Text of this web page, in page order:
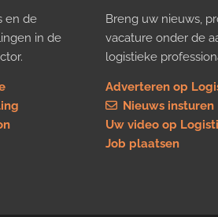
en de
in de
Breng uw nieuws,
vacature onder de
logistieke
Adverteren op
Nieuws insturen
Uw video op
Job plaatsen